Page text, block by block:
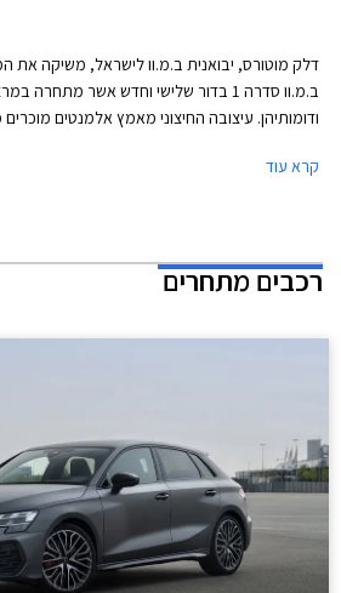
דלק מוטורס, יבואנית ב.מ.וו לישראל, משיקה
ודומותיהן. עיצובה החיצוני מאמץ אלמנטים
יציב ורחב..
קרא עוד
רכבים מתחרים